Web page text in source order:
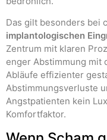
Das gilt besonders bei
implantologischen
Zentrum mit klaren
enger Abstimmung mit
Abläufe effizienter
Abstimmungsverluste
Angstpatienten kein
Komfortfaktor.